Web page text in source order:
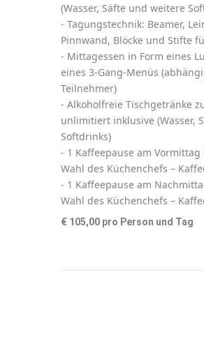
(Wasser, Säfte und weitere
- Tagungstechnik: Beamer,
Pinnwand, Blöcke und Stifte
- Mittagessen in Form eines
eines 3-Gang-Menüs
Teilnehmer)
- Alkoholfreie Tischgetränke
unlimitiert inklusive (Wasser,
Softdrinks)
- 1 Kaffeepause am Vormittag
Wahl des Küchenchefs –
- 1 Kaffeepause am
Wahl des Küchenchefs –
€ 105,00 pro Person und Tag